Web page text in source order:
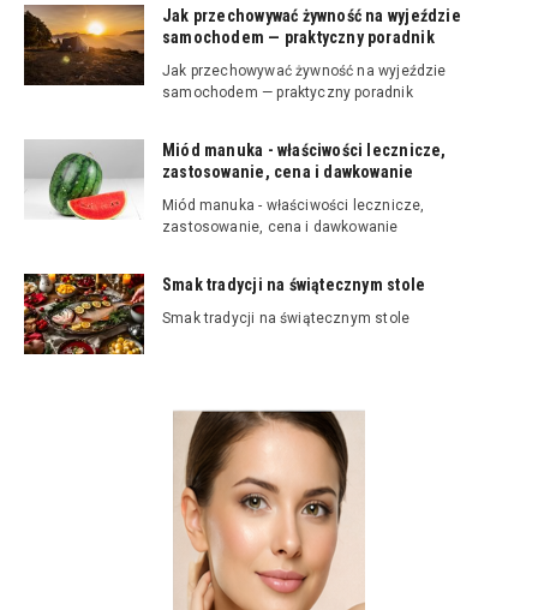
Jak przechowywać żywność na wyjeździe
samochodem — praktyczny poradnik
Jak przechowywać żywność na wyjeździe
samochodem — praktyczny poradnik
Miód manuka - właściwości lecznicze,
zastosowanie, cena i dawkowanie
Miód manuka - właściwości lecznicze,
zastosowanie, cena i dawkowanie
Smak tradycji na świątecznym stole
Smak tradycji na świątecznym stole